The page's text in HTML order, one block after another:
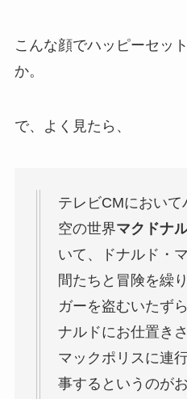
こんな顔でハッピーセッ
か。
で、よく見たら、
テレビCMにおい
空の世界マクドナ
いて、ドナルド・
間たちと冒険を繰
ガーを盗むいたず
ナルドにお仕置き
マックポリスに連
事するというのが